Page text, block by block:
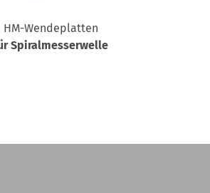
HM-Wendeplatten
Spiralmesserwelle